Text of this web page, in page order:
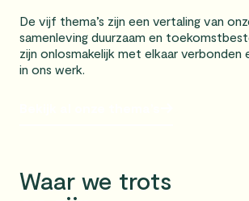
De vijf thema’s zijn een vertaling van
samenleving duurzaam en
zijn onlosmakelijk met elkaar verbonden
in ons werk.
Waar we trots